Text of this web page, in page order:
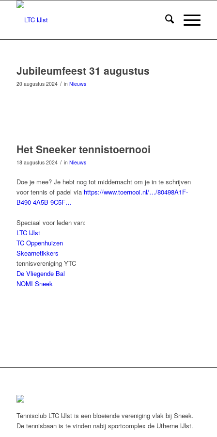
Jubileumfeest 31 augustus
20 augustus 2024 / in Nieuws
Het Sneeker tennistoernooi
18 augustus 2024 / in Nieuws
Doe je mee? Je hebt nog tot middernacht om je in te schrijven
voor tennis of padel via https://www.toernooi.nl/…/80498A1F-
B490-4A5B-9C5F…
Speciaal voor leden van:
LTC IJlst
TC Oppenhuizen
Skearnetikkers
tennisvereniging YTC
De Vliegende Bal
NOMI Sneek
Tennisclub LTC IJlst is een bloeiende vereniging vlak bij Sneek.
De tennisbaan is te vinden nabij sportcomplex de Utherne IJlst.